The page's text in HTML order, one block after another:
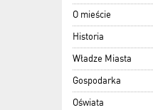
O mieście
Historia
Władze Miasta
Gospodarka
Oświata